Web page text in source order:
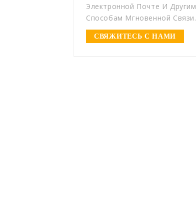
Электронной Почте И Другим
Способам Мгновенной Связи.
СВЯЖИТЕСЬ С НАМИ